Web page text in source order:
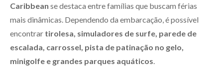
Caribbean se destaca entre famílias que buscam férias
mais dinâmicas. Dependendo da embarcação, é possível
encontrar tirolesa, simuladores de surfe, parede de
escalada, carrossel, pista de patinação no gelo,
minigolfe e grandes parques aquáticos